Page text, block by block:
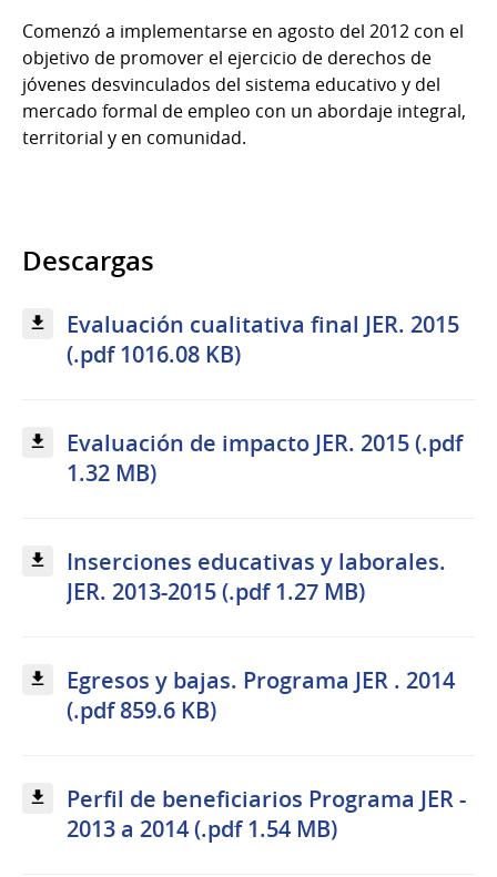
Comenzó a implementarse en agosto del 2012 con el
objetivo de promover el ejercicio de derechos de
jóvenes desvinculados del sistema educativo y del
mercado formal de empleo con un abordaje integral,
territorial y en comunidad.
Descargas
Evaluación cualitativa final JER. 2015
(.pdf 1016.08 KB)
Evaluación de impacto JER. 2015 (.pdf
1.32 MB)
Inserciones educativas y laborales.
JER. 2013-2015 (.pdf 1.27 MB)
Egresos y bajas. Programa JER . 2014
(.pdf 859.6 KB)
Perfil de beneficiarios Programa JER -
2013 a 2014 (.pdf 1.54 MB)